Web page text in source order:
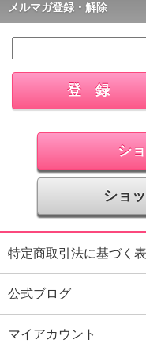
メルマガ登録・解除
シ
ショ
特定商取引法に基づく
公式ブログ
マイアカウント